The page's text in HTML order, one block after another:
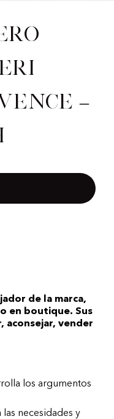
–
de la marca,
en boutique. Sus
aconsejar, vender
los argumentos
necesidades y